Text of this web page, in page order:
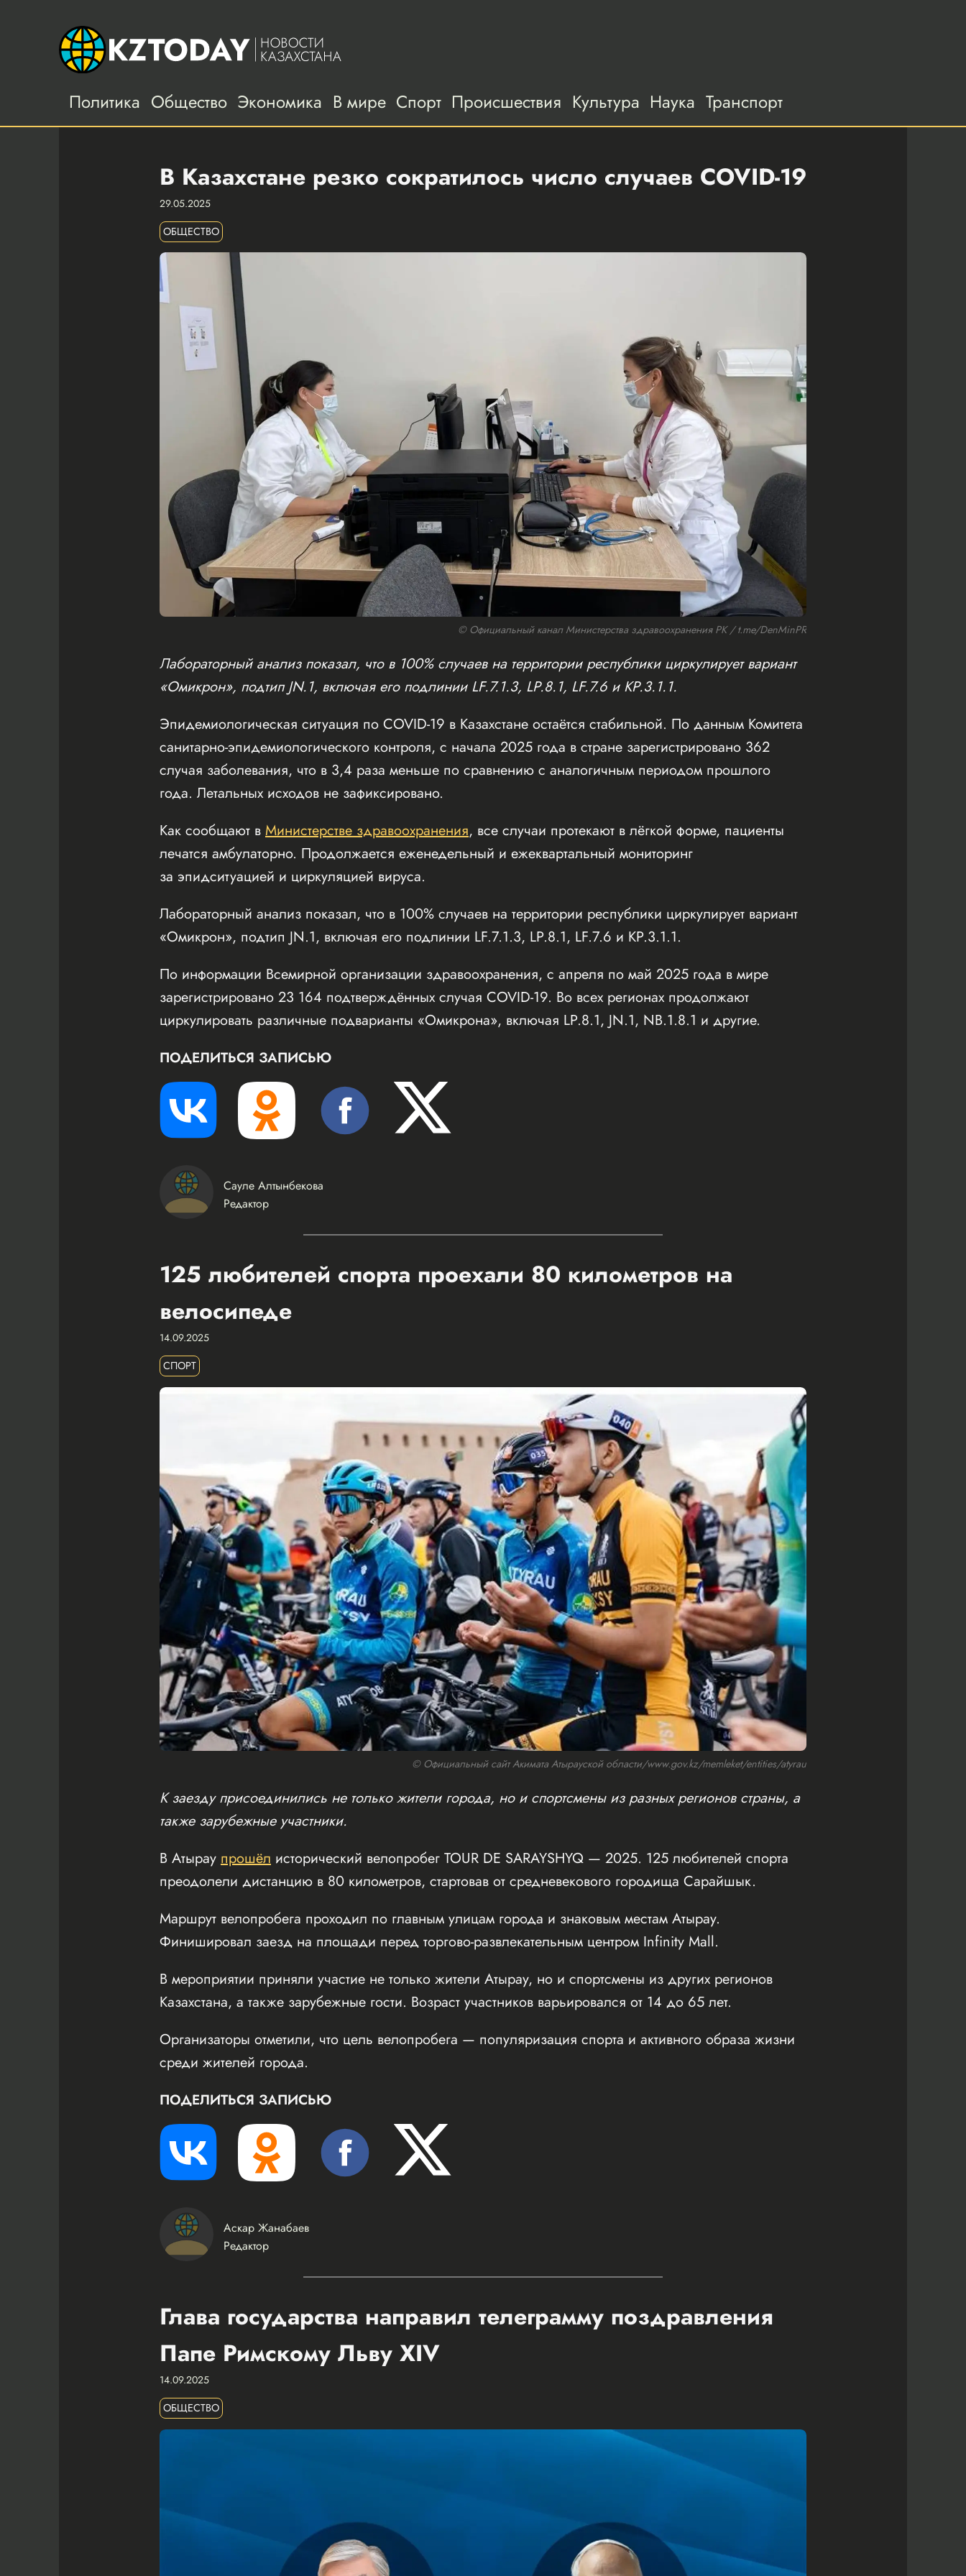
Политика Общество Экономика В мире Спорт Происшествия Культура Наука Транспорт
В Казахстане резко сократилось число случаев COVID-19
29.05.2025
ОБЩЕСТВО
© Официальный канал Министерства здравоохранения РК / t.me/DenMinPR
Лабораторный анализ показал, что в 100% случаев на территории республики циркулирует вариант
«Омикрон», подтип JN.1, включая его подлинии LF.7.1.3, LP.8.1, LF.7.6 и КР.3.1.1.
Эпидемиологическая ситуация по COVID-19 в Казахстане остаётся стабильной. По данным Комитета
санитарно-эпидемиологического контроля, с начала 2025 года в стране зарегистрировано 362
случая заболевания, что в 3,4 раза меньше по сравнению с аналогичным периодом прошлого
года. Летальных исходов не зафиксировано.
Как сообщают в Министерстве здравоохранения, все случаи протекают в лёгкой форме, пациенты
лечатся амбулаторно. Продолжается еженедельный и ежеквартальный мониторинг
за эпидситуацией и циркуляцией вируса.
Лабораторный анализ показал, что в 100% случаев на территории республики циркулирует вариант
«Омикрон», подтип JN.1, включая его подлинии LF.7.1.3, LP.8.1, LF.7.6 и КР.3.1.1.
По информации Всемирной организации здравоохранения, с апреля по май 2025 года в мире
зарегистрировано 23 164 подтверждённых случая COVID-19. Во всех регионах продолжают
циркулировать различные подварианты «Омикрона», включая LP.8.1, JN.1, NB.1.8.1 и другие.
ПОДЕЛИТЬСЯ ЗАПИСЬЮ
Сауле Алтынбекова
Редактор
125 любителей спорта проехали 80 километров на
велосипеде
14.09.2025
СПОРТ
© Официальный сайт Акимата Атырауской области/www.gov.kz/memleket/entities/atyrau
К заезду присоединились не только жители города, но и спортсмены из разных регионов страны, а
также зарубежные участники.
В Атырау прошёл исторический велопробег TOUR DE SARAYSHYQ — 2025. 125 любителей спорта
преодолели дистанцию в 80 километров, стартовав от средневекового городища Сарайшык.
Маршрут велопробега проходил по главным улицам города и знаковым местам Атырау.
Финишировал заезд на площади перед торгово-развлекательным центром Infinity Mall.
В мероприятии приняли участие не только жители Атырау, но и спортсмены из других регионов
Казахстана, а также зарубежные гости. Возраст участников варьировался от 14 до 65 лет.
Организаторы отметили, что цель велопробега — популяризация спорта и активного образа жизни
среди жителей города.
ПОДЕЛИТЬСЯ ЗАПИСЬЮ
Аскар Жанабаев
Редактор
Глава государства направил телеграмму поздравления
Папе Римскому Льву XIV
14.09.2025
ОБЩЕСТВО